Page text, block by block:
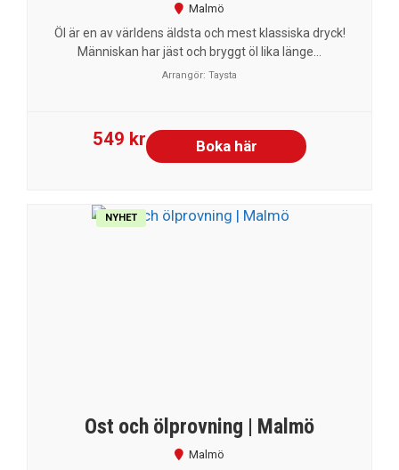
Malmö
Öl är en av världens äldsta och mest klassiska dryck!
Människan har jäst och bryggt öl lika länge...
Arrangör: Taysta
549 kr Boka här
NYHET
Ost och ölprovning | Malmö
Malmö